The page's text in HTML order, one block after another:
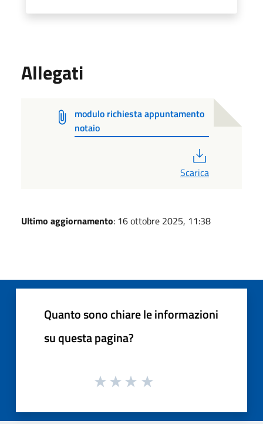
Allegati
modulo richiesta appuntamento
notaio
Scarica
Ultimo aggiornamento: 16 ottobre 2025, 11:38
Quanto sono chiare le informazioni
su questa pagina?